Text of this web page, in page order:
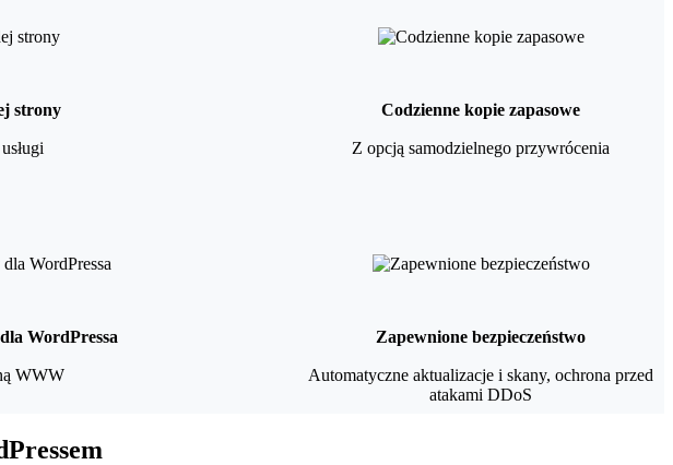
strony Codzienne kopie zapasowe
Z opcją samodzielnego przywrócenia
WordPressa
WWW
Zapewnione bezpieczeństwo
Automatyczne aktualizacje i skany, ochrona przed
atakami DDoS